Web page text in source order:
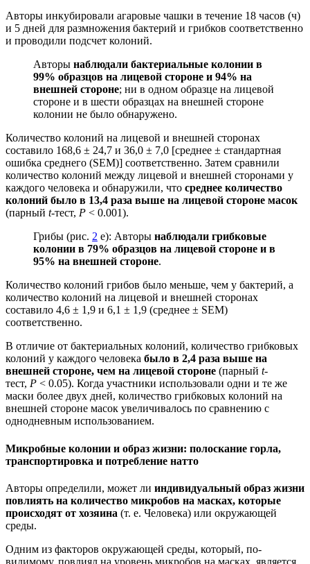
Авторы инкубировали агаровые чашки в течение 18 часов (ч)
и 5 дней для размножения бактерий и грибков соответственно
и проводили подсчет колоний.
Авторы наблюдали бактериальные колонии в
99% образцов на лицевой стороне и 94% на
внешней стороне; ни в одном образце на лицевой
стороне и в шести образцах на внешней стороне
колонии не было обнаружено.
Количество колоний на лицевой и внешней сторонах
составило 168,6 ± 24,7 и 36,0 ± 7,0 [среднее ± стандартная
ошибка среднего (SEM)] соответственно. Затем сравнили
количество колоний между лицевой и внешней сторонами у
каждого человека и обнаружили, что среднее количество
колоний было в 13,4 раза выше на лицевой стороне масок
(парный t-тест, P < 0.001).
Грибы (рис. 2 e): Авторы наблюдали грибковые
колонии в 79% образцов на лицевой стороне и в
95% на внешней стороне.
Количество колоний грибов было меньше, чем у бактерий, а
количество колоний на лицевой и внешней сторонах
составило 4,6 ± 1,9 и 6,1 ± 1,9 (среднее ± SEM)
соответственно.
В отличие от бактериальных колоний, количество грибковых
колоний у каждого человека было в 2,4 раза выше на
внешней стороне, чем на лицевой стороне (парный t-
тест, P < 0.05). Когда участники использовали одни и те же
маски более двух дней, количество грибковых колоний на
внешней стороне масок увеличивалось по сравнению с
однодневным использованием.
Микробные колонии и образ жизни: полоскание горла,
транспортировка и потребление натто
Авторы определили, может ли индивидуальный образ жизни
повлиять на количество микробов на масках, которые
происходят от хозяина (т. е. Человека) или окружающей
среды.
Одним из факторов окружающей среды, который, по-
видимому, повлиял на уровень микробов на масках, является